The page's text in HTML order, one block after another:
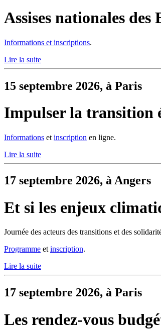
Assises nationales des
Informations et inscriptions.
Lire la suite
15 septembre 2026, à Paris
Impulser la transition
Informations et inscription en ligne.
Lire la suite
17 septembre 2026, à Angers
Et si les enjeux
Journée des acteurs des transitions et des
Programme et inscription.
Lire la suite
17 septembre 2026, à Paris
Les rendez-vous